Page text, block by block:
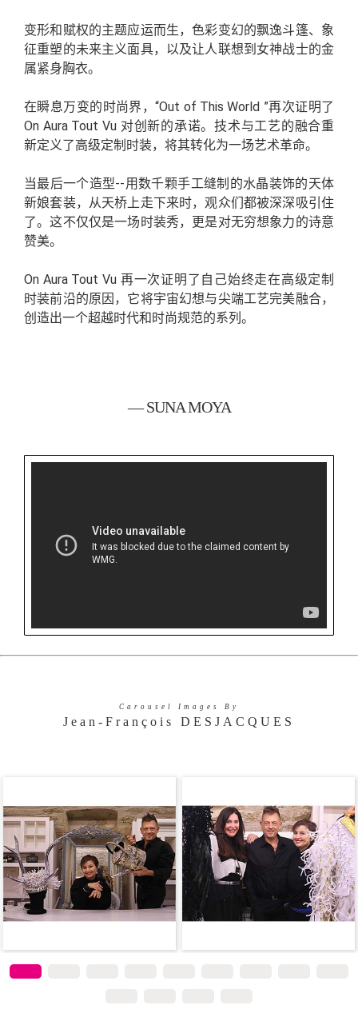
变形和赋权的主题应运而生，色彩变幻的飘逸斗篷、象
征重塑的未来主义面具，以及让人联想到女神战士的金
属紧身胸衣。
在瞬息万变的时尚界，“Out of This World ”再次证明了
On Aura Tout Vu 对创新的承诺。技术与工艺的融合重
新定义了高级定制时装，将其转化为一场艺术革命。
当最后一个造型--用数千颗手工缝制的水晶装饰的天体
新娘套装，从天桥上走下来时，观众们都被深深吸引住
了。这不仅仅是一场时装秀，更是对无穷想象力的诗意
赞美。
On Aura Tout Vu 再一次证明了自己始终走在高级定制
时装前沿的原因，它将宇宙幻想与尖端工艺完美融合，
创造出一个超越时代和时尚规范的系列。
— SUNA MOYA
Carousel Images By
Jean-François DESJACQUES